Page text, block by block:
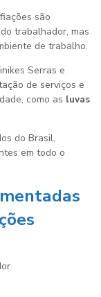
são
trabalhador, mas
de trabalho.
Serras e
de serviços e
como as luvas
do Brasil,
em todo o